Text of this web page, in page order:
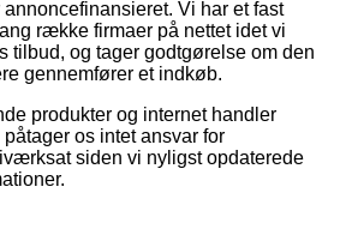
Vi har et fast
række firmaer på nettet idet vi
tilbud, og tager godtgørelse om den
gennemfører et indkøb.
produkter og internet handler
os intet ansvar for
siden vi nyligst opdaterede